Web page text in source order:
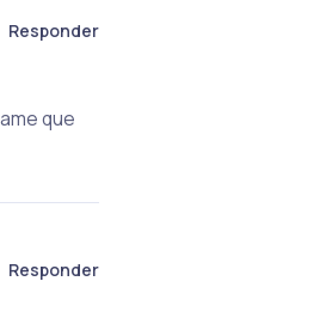
Responder
que
Responder